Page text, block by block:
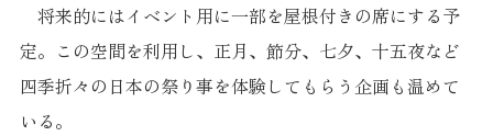
将来的にはイベント用に一部を屋根付きの席にする予
定。この空間を利用し、正月、節分、七夕、十五夜など
四季折々の日本の祭り事を体験してもらう企画も温めて
いる。